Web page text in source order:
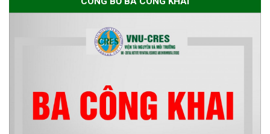
bổng Nagao tại Việt Nam năm
ban chuyên môn đánh giá hồ
sơ chuyên môn cho các thí sinh
dự tuyển nghiên cứu sinh đợt 1